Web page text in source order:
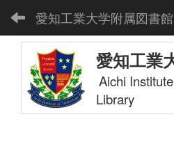
愛知工業大学附属図書館
愛知工業
Aichi
Library